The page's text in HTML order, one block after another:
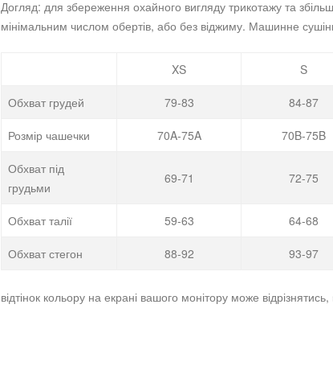
Догляд: для збереження охайного вигляду трикотажу та
мінімальним числом обертів, або без віджиму. Машинне
XS S
Обхват грудей 79-83 84-87
Розмір чашечки 70A-75A 70B-75B
Обхват під
грудьми
69-71 72-75
Обхват талії 59-63 64-68
Обхват стегон 88-92 93-97
відтінок кольору на екрані вашого монітору може